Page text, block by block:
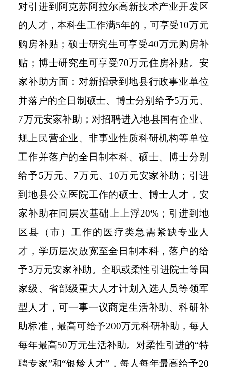
对引进到阿克苏阿拉尔高新技术产业开发区
的人才，本科生工作满5年的，可享受10万元
购房补贴；硕士研究生可享受40万元购房补
贴；博士研究生可享受70万元住房补贴。安
家补助方面：对新招录到地县行政事业单位
并落户的全日制硕士、博士分别给予5万元、
7万元安家补助；对招聘进入地县国有企业、
规上民营企业、非事业性质科研机构等单位
工作并落户的全日制本科、硕士、博士分别
给予5万元、7万元、10万元安家补助；引进
到地县公立医院工作的硕士、博士人才，安
家补助在同层次基础上上浮20%；引进到地
区县（市）工作的医疗类急需紧缺专业人
才，学历层次放宽至全日制本科，落户的给
予3万元安家补助。全职或柔性引进院士等国
家级、省部级重大人才计划入选人员等领军
型人才，可一事一议商定生活补助、科研补
助标准，最高可给予200万元科研补助，每人
每年最高50万元生活补助。对柔性引进的“特
聘专家”和“银龄人才”，每人每年最高给予20